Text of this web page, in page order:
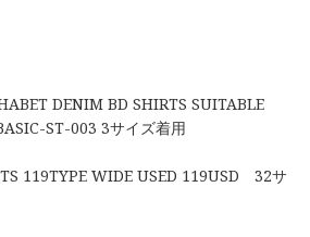
DENIM BD SHIRTS SUITABLE
ST-003 3サイズ着用
119TYPE WIDE USED 119USD 32サ